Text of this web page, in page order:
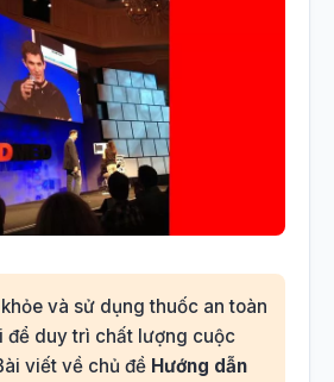
và sử dụng thuốc an toàn
để duy trì chất lượng cuộc
viết về chủ đề Hướng dẫn